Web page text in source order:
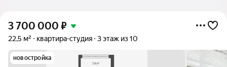
3 700 000 ₽
22,5 м² квартира-студия 3 этаж из 10
новостройка